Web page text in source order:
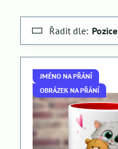
Řadit dle: Pozice
JMÉNO NA PŘÁNÍ
OBRÁZEK NA PŘÁNÍ